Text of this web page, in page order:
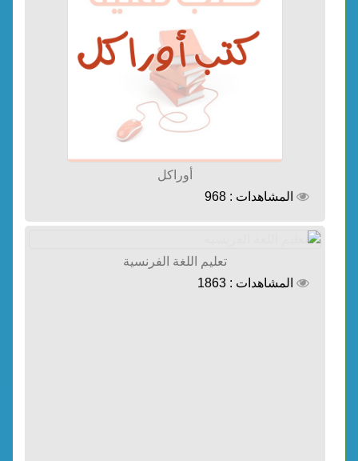
أوراكل
المشاهدات : 968
تعليم اللغة الفرنسية
المشاهدات : 1863